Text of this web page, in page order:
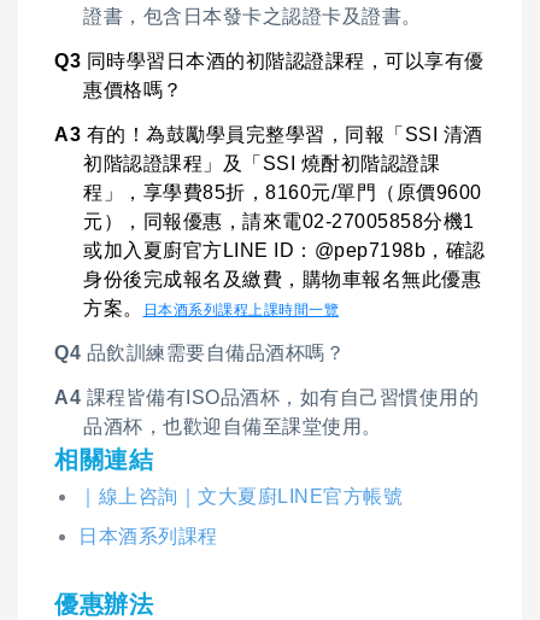
證書，包含日本發卡之認證卡及證書。
Q3 同時學習日本酒的初階認證課程，可以享有優
惠價格嗎？
A3 有的！為鼓勵學員完整學習，同報「SSI 清酒
初階認證課程」及「SSI 燒酎初階認證課
程」，享學費85折，8160元/單門（原價9600
元），同報優惠，請來電02-27005858分機1
或加入夏廚官方LINE ID：@pep7198b，確認
身份後完成報名及繳費，購物車報名無此優惠
方案。
日本酒系列課程上課時間一覽
Q4 品飲訓練需要自備品酒杯嗎？
A4 課程皆備有ISO品酒杯，如有自己習慣使用的
品酒杯，也歡迎自備至課堂使用。
相關連結
｜線上咨詢｜文大夏廚LINE官方帳號
日本酒系列課程
優惠辦法